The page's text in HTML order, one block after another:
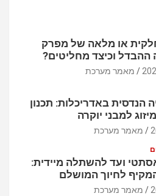
או מלאה של מפרק
וכיצד מחליטים?
מאמר מערכת
הנדסית באדריכלות: תכנון
למבני יוקרה
מאמר מערכת
ועד להשתלה מיידית:
לחיוך המושלם
מאמר מערכת